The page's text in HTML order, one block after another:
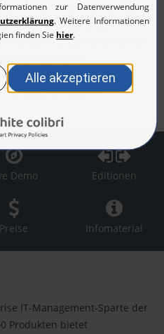
Mitarbeiter können die
MSP zur Erfassung ihrer
Kunden nutzen und müssen
nutzen. Der
wird dadurch deutlich
Demo Editionen
Preise Infomaterial
IT-Management-Sparte der
Produkten bietet